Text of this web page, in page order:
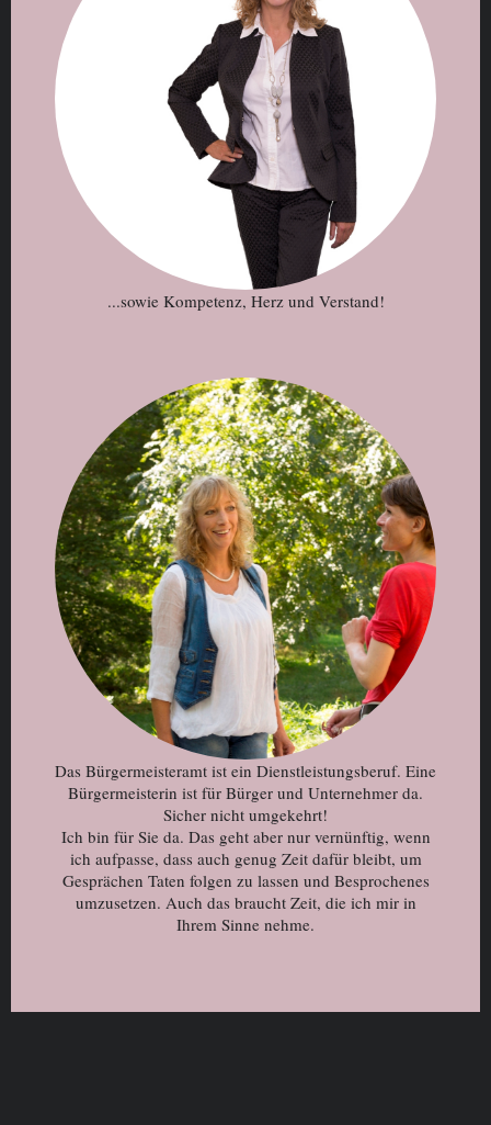
...sowie Kompetenz, Herz und Verstand!
Das Bürgermeisteramt ist ein Dienstleistungsberuf. Eine
Bürgermeisterin ist für Bürger und Unternehmer da.
Sicher nicht umgekehrt!
Ich bin für Sie da. Das geht aber nur vernünftig, wenn
ich aufpasse, dass auch genug Zeit dafür bleibt, um
Gesprächen Taten folgen zu lassen und Besprochenes
umzusetzen. Auch das braucht Zeit, die ich mir in
Ihrem Sinne nehme.